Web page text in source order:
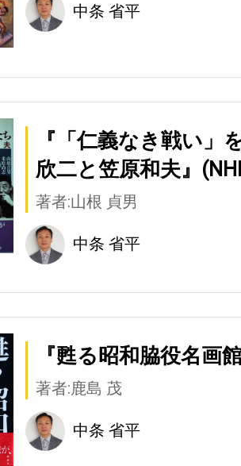
中条 省平
『「仁義なき戦い」
欣二と笠原和夫』
著者:山根 貞男
中条 省平
『甦る昭和脇役名画
著者:鹿島 茂
中条 省平